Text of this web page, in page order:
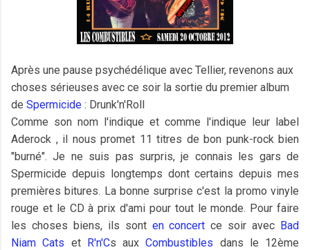
Après une pause psychédélique avec Tellier, revenons aux
choses sérieuses avec ce soir la sortie du premier album
de Spermicide : Drunk'n'Roll
Comme son nom l'indique et comme l'indique leur label
Aderock , il nous promet 11 titres de bon punk-rock bien
"burné". Je ne suis pas surpris, je connais les gars de
Spermicide depuis longtemps dont certains depuis mes
premières bitures. La bonne surprise c'est la promo vinyle
rouge et le CD à prix d'ami pour tout le monde. Pour faire
les choses biens, ils sont en concert ce soir avec Bad
Niam Cats et R'n'Cs auxCombustibles dans le 12ème